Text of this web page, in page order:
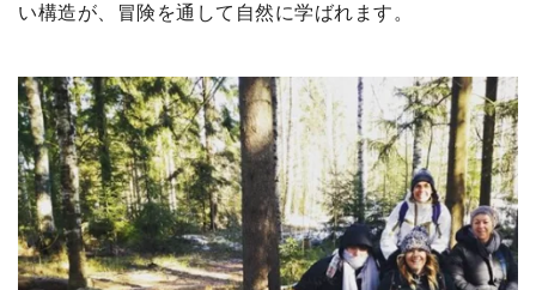
い構造が、冒険を通して自然に学ばれます。